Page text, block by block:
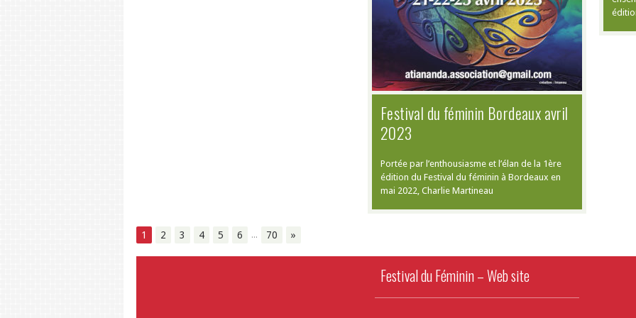
Festival du féminin Bordeaux avril
2023
Portée par l’enthousiasme et l’élan de la 1ère
édition du Festival du féminin à Bordeaux en
mai 2022, Charlie Martineau
1 2 3 4 5 6 … 70 »
Festival du Féminin – Web site